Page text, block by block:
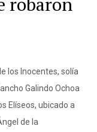
los Inocentes, solía
Galindo Ochoa
Elíseos, ubicado a
de la